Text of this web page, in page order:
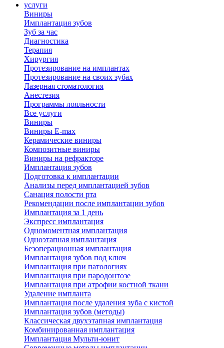
услуги
Виниры
Имплантация зубов
Зуб за час
Диагностика
Терапия
Хирургия
Протезирование на имплантах
Протезирование на своих зубах
Лазерная стоматология
Анестезия
Программы лояльности
Все услуги
Виниры
Виниры E-max
Керамические виниры
Композитные виниры
Виниры на рефракторе
Имплантация зубов
Подготовка к имплантации
Анализы перед имплантацией зубов
Санация полости рта
Рекомендации после имплантации зубов
Имплантация за 1 день
Экспресс имплантация
Одномоментная имплантация
Одноэтапная имплантация
Безоперационная имплантация
Имплантация зубов под ключ
Имплантация при патологиях
Имплантация при пародонтозе
Имплантация при атрофии костной ткани
Удаление импланта
Имплантация после удаления зуба с кистой
Имплантация зубов (методы)
Классическая двухэтапная имплантация
Комбинированная имплантация
Имплантация Мульти-юнит